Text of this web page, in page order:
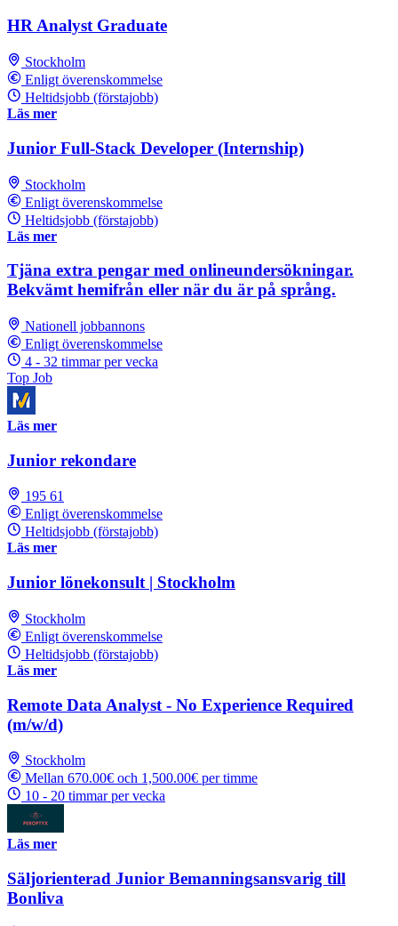
HR Analyst Graduate
Stockholm
Enligt överenskommelse
Heltidsjobb (förstajobb)
Läs mer
Junior Full-Stack Developer (Internship)
Stockholm
Enligt överenskommelse
Heltidsjobb (förstajobb)
Läs mer
Tjäna extra pengar med onlineundersökningar.
Bekvämt hemifrån eller när du är på språng.
Nationell jobbannons
Enligt överenskommelse
4 - 32 timmar per vecka
Top Job
Läs mer
Junior rekondare
195 61
Enligt överenskommelse
Heltidsjobb (förstajobb)
Läs mer
Junior lönekonsult | Stockholm
Stockholm
Enligt överenskommelse
Heltidsjobb (förstajobb)
Läs mer
Remote Data Analyst - No Experience Required
(m/w/d)
Stockholm
Mellan 670.00€ och 1,500.00€ per timme
10 - 20 timmar per vecka
Läs mer
Säljorienterad Junior Bemanningsansvarig till
Bonliva